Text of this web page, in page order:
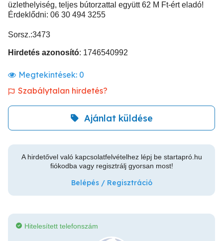
üzlethelyiség, teljes bútorzattal együtt 62 M Ft-ért eladó!
Érdeklődni: 06 30 494 3255
Sorsz.:3473
Hirdetés azonosító: 1746540992
Megtekintések: 0
Szabálytalan hirdetés?
Ajánlat küldése
A hirdetővel való kapcsolatfelvételhez lépj be startapró.hu
fiókodba vagy regisztrálj gyorsan most!
Belépés / Regisztráció
Hitelesített telefonszám